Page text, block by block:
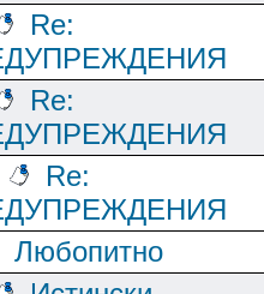
Re:
Re:
Re:
Любопитно